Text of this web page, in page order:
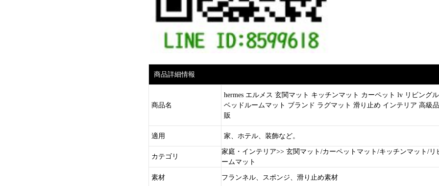
商品詳細情報
商品名
hermes エルメス 玄関マット キッチンマット カーペット lv リビング
ベッドルームマット ブランド ラグマット 滑り止め インテリア 高級品
販
適用 家、ホテル、装飾など。
カテゴリ
家庭・インテリア>> 玄関マット/カーペットマット/キッチンマット/リ
ームマット
素材 フランネル、スポンジ、滑り止め素材